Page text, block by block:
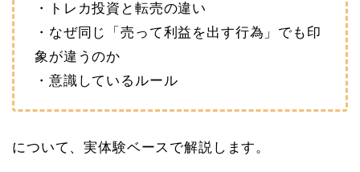
・トレカ投資と転売の違い
・なぜ同じ「売って利益を出す行為」でも印
象が違うのか
・意識しているルール
について、実体験ベースで解説します。